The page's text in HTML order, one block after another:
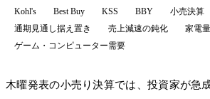
Kohl's Best Buy KSS BBY 小売決算
通期見通し据え置き
売上減速の鈍化
家電
ゲーム・コンピューター需要
木曜発表の小売り決算では、投資家が急